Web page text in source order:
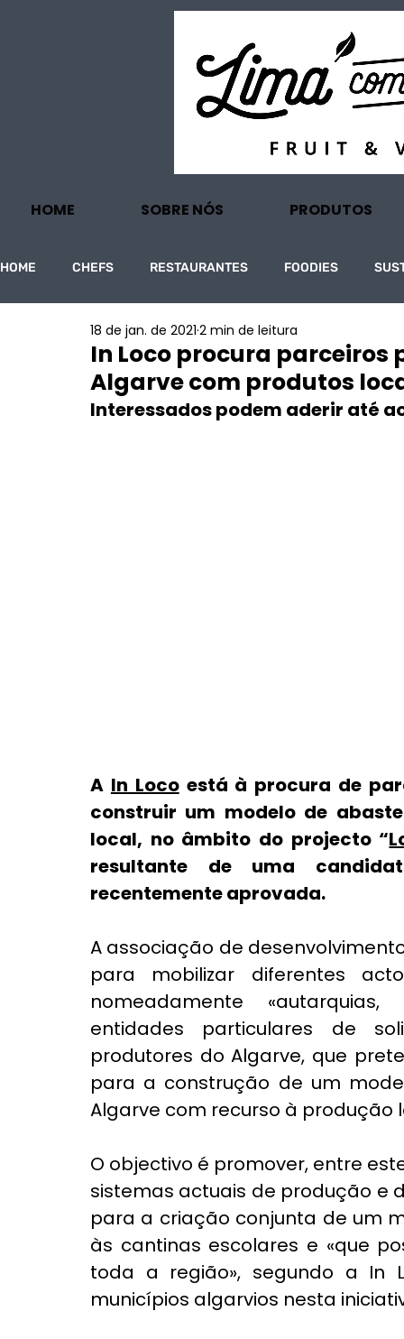
HOME SOBRE NÓS PRODUTOS
HOME CHEFS RESTAURANTES FOODIES
PROJECTOS TURISMO ECONOMIA
In Loco procura
Algarve com produtos
18 de jan. de 2021 2 min de leitura
Interessados podem aderir até
A In Loco está à procura de
construir um modelo de
local, no âmbito do projecto “
resultante de uma
recentemente aprovada.
A associação de
para mobilizar diferentes
nomeadamente
entidades particulares de
produtores do Algarve, que
para a construção de um
Algarve com recurso à produção
O objectivo é promover, entre
sistemas actuais de produção e
para a criação conjunta de um
às cantinas escolares e «que
toda a região», segundo a In
municípios algarvios nesta